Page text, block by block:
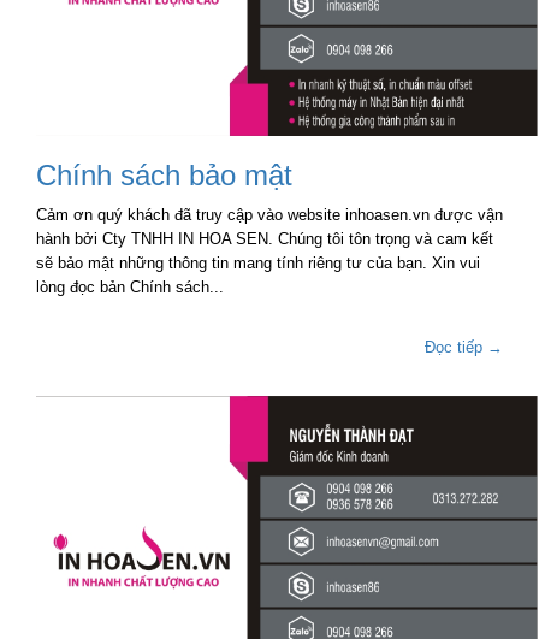
Chính sách bảo mật
Cảm ơn quý khách đã truy cập vào website inhoasen.vn được vận
hành bởi Cty TNHH IN HOA SEN. Chúng tôi tôn trọng và cam kết
sẽ bảo mật những thông tin mang tính riêng tư của bạn. Xin vui
lòng đọc bản Chính sách...
Đọc tiếp →